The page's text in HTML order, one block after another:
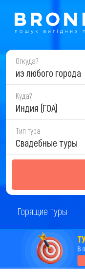
Откуда?
из любого города
Куда?
Индия (ГОА)
Тип тура
Свадебные туры
Горящие туры